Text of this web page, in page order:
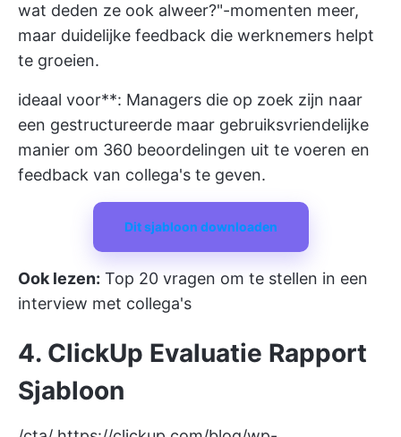
wat deden ze ook alweer?"-momenten meer,
maar duidelijke feedback die werknemers helpt
te groeien.
ideaal voor**: Managers die op zoek zijn naar
een gestructureerde maar gebruiksvriendelijke
manier om 360 beoordelingen uit te voeren en
feedback van collega's te geven.
Dit sjabloon downloaden
Ook lezen: Top 20 vragen om te stellen in een
interview met collega's
4. ClickUp Evaluatie Rapport
Sjabloon